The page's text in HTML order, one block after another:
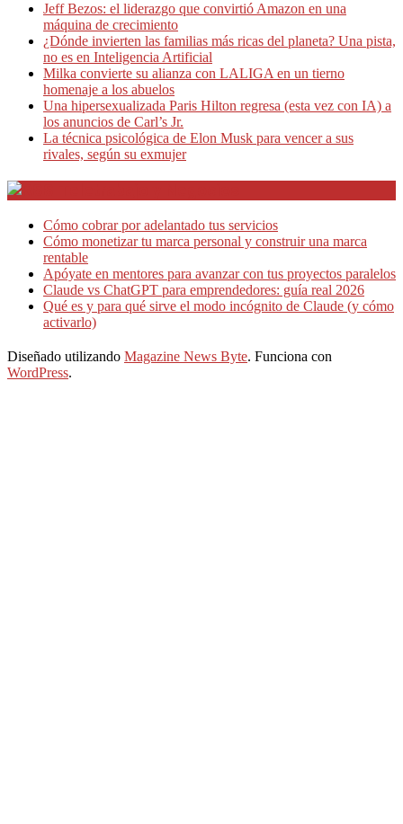
Jeff Bezos: el liderazgo que convirtió Amazon en una
máquina de crecimiento
¿Dónde invierten las familias más ricas del planeta? Una pista,
no es en Inteligencia Artificial
Milka convierte su alianza con LALIGA en un tierno
homenaje a los abuelos
Una hipersexualizada Paris Hilton regresa (esta vez con IA) a
los anuncios de Carl’s Jr.
La técnica psicológica de Elon Musk para vencer a sus
rivales, según su exmujer
Cómo cobrar por adelantado tus servicios
Cómo monetizar tu marca personal y construir una marca
rentable
Apóyate en mentores para avanzar con tus proyectos paralelos
Claude vs ChatGPT para emprendedores: guía real 2026
Qué es y para qué sirve el modo incógnito de Claude (y cómo
activarlo)
Diseñado utilizando Magazine News Byte. Funciona con
WordPress.